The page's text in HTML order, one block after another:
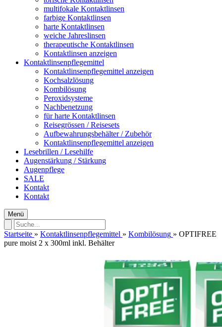
multifokale Kontaktlinsen
farbige Kontaktlinsen
harte Kontaktlinsen
weiche Jahreslinsen
therapeutische Kontaktlinsen
Kontaktlinsen anzeigen
Kontaktlinsenpflegemittel
Kontaktlinsenpflegemittel anzeigen
Kochsalzlösung
Kombilösung
Peroxidsysteme
Nachbenetzung
für harte Kontaktlinsen
Reisegrössen / Reisesets
Aufbewahrungsbehälter / Zubehör
Kontaktlinsenpflegemittel anzeigen
Lesebrillen / Lesehilfe
Augenstärkung / Stärkung
Augenpflege
SALE
Kontakt
Kontakt
Menü
Startseite » Kontaktlinsenpflegemittel » Kombilösung » OPTIFREE
pure moist 2 x 300ml inkl. Behälter